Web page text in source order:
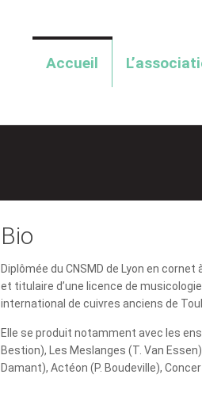
Accueil
Bio
Diplômée du CNSMD de Lyon en
et titulaire d’une licence de
international de cuivres anciens de
Elle se produit notamment avec les
Bestion), Les Meslanges (T. Van
Damant), Actéon (P. Boudeville),